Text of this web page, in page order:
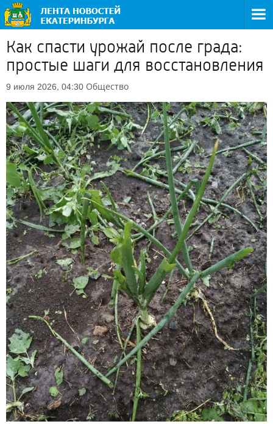
Как спасти урожай после града:
простые шаги для восстановления
9 июля 2026, 04:30 Общество